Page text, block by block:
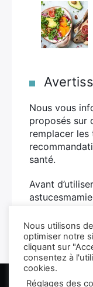
Nous vous
proposés sur
remplacer
santé.
Avant
Nous utilisons
optimiser notre
cliquant sur
consentez à
cookies.
Réglages des